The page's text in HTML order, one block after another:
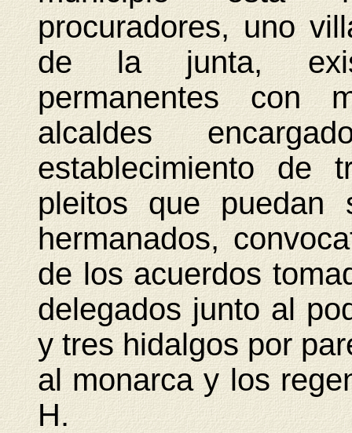
procuradores, uno
de la junta,
permanentes con
alcaldes
establecimiento de
pleitos que puedan
hermanados,
de los acuerdos
delegados junto al
y tres hidalgos por
al monarca y los
H.